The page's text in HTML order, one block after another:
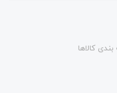
کالاها